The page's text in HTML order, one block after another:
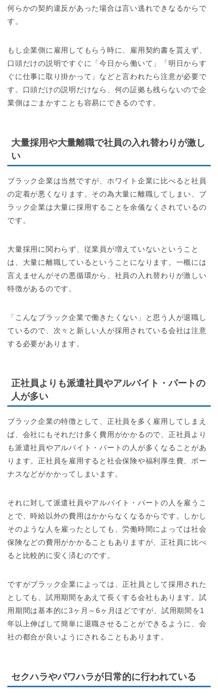
何らかの契約違反があった場合は言い逃れできなるからで
す。
もし企業側に雇用してもらう時に、雇用契約書を貰えず、
口頭だけの説明ですぐに「今日から働いて」「明日からす
ぐに仕事に取り掛かって」などと言われたら注意が必要で
す。口頭だけの説明だけなら、何の証拠も残らないので企
業側はごまかすことも容易にできるのです。
大量採用や大量離職で社員の入れ替わりが激し
い
ブラック企業は当然ですが、ホワイト企業に比べると社員
の定着が悪くなります。その為大量に離職してしまい、ブ
ラック企業は大量に採用することを余儀なくされているの
です。
大量採用に関わらず、従業員が増えていないということ
は、大量に離職しているということになります。一概には
言えませんがその悪循環から、社員の入れ替わりが激しい
特徴があるのです。
「こんなブラック企業で働きたくない」と思う人が退職し
ているので、次々と新しい人が採用されている会社は注意
する必要があります。
正社員よりも派遣社員やアルバイト・パートの
人が多い
ブラック企業の特徴として、正社員を多く雇用してしまえ
ば、会社にもそれだけ多く費用がかかるので、正社員より
も派遣社員やアルバイト・パートの人が多くなることがあ
ります。正社員を雇用すると社会保険や福利厚生費、ボー
ナスなどがかかってしまいます。
それに対して派遣社員やアルバイト・パートの人を雇うこ
とで、時給以外の費用はかからなくなるからです。しかし
そのような人を雇ったとしても、労働時間によっては社会
保険などの費用がかかることもありますが、正社員に比べ
ると比較的に安く済むのです。
ですがブラック企業によっては、正社員として採用された
としても、試用期間をあえて長くする会社もあります。試
用期間は基本的に3ヶ月～6ヶ月ほどですが、試用期間を1
年以上伸ばして簡単に退職させることができるように、会
社の都合が良いようにされることもあります。
セクハラやパワハラが日常的に行われている